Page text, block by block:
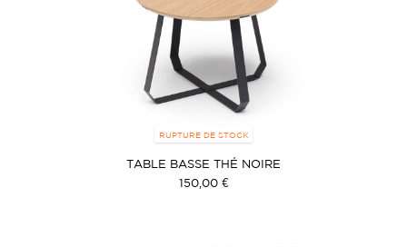
RUPTURE DE STOCK
TABLE BASSE THÉ NOIRE
150,00 €